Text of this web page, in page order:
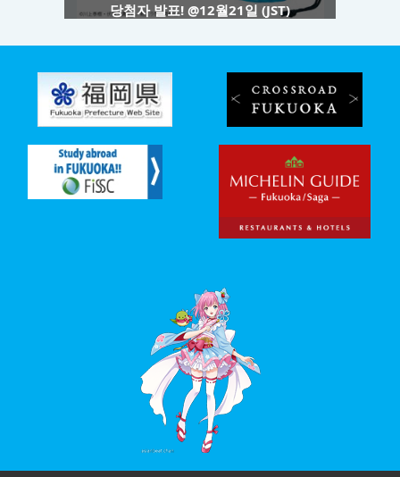
당첨자 발표! @12월21일 (JST)